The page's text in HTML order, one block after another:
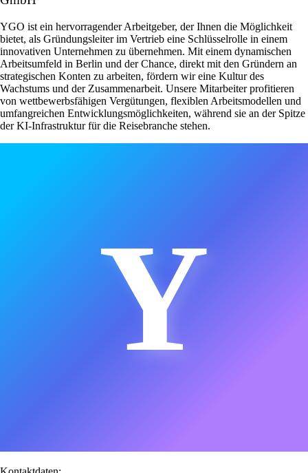
YGO ist ein hervorragender Arbeitgeber, der Ihnen die Möglichkeit
bietet, als Gründungsleiter im Vertrieb eine Schlüsselrolle in einem
innovativen Unternehmen zu übernehmen. Mit einem dynamischen
Arbeitsumfeld in Berlin und der Chance, direkt mit den Gründern an
strategischen Konten zu arbeiten, fördern wir eine Kultur des
Wachstums und der Zusammenarbeit. Unsere Mitarbeiter profitieren
von wettbewerbsfähigen Vergütungen, flexiblen Arbeitsmodellen und
umfangreichen Entwicklungsmöglichkeiten, während sie an der Spitze
der KI-Infrastruktur für die Reisebranche stehen.
Y